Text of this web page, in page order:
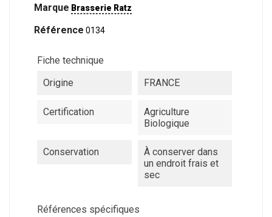
Marque Brasserie Ratz
Référence 0134
Fiche technique
Origine
FRANCE
Certification
Agriculture
Biologique
Conservation
À conserver dans
un endroit frais et
sec
Références spécifiques